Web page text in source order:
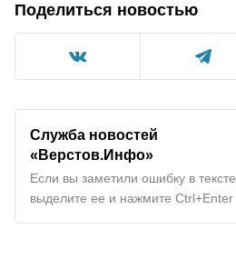
Поделиться новостью
Служба новостей
«Верстов.Инфо»
Если вы заметили ошибку в тексте,
выделите ее и нажмите Ctrl+Enter